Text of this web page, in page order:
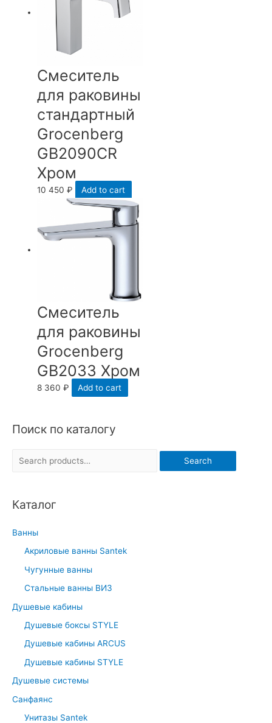
Поиск по каталогу
r
h
:
Search
Каталог
Ванны
Акриловые ванны Santek
Чугунные ванны
Стальные ванны ВИЗ
Душевые кабины
Душевые боксы STYLE
Душевые кабины ARCUS
Душевые кабины STYLE
Душевые системы
Санфаянс
Унитазы Santek
Смеситель
для раковины
стандартный
Grocenberg
GB2090CR
Хром
10 450₽ Add to cart
Cмеситель
для раковины
Grocenberg
GB2033 Хром
8 360₽ Add to cart